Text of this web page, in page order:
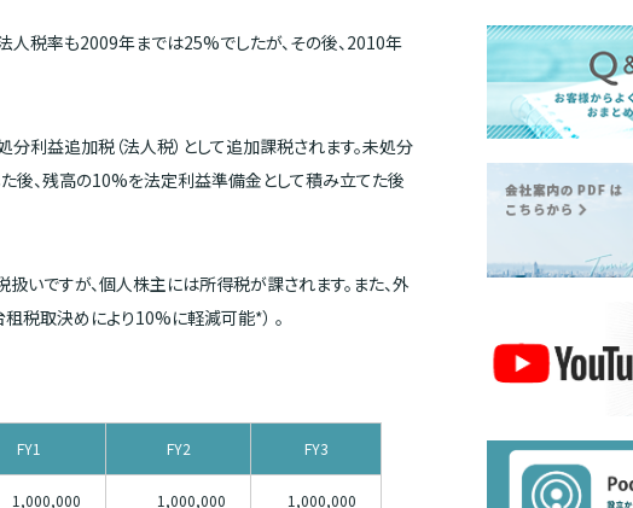
人税率も2009年までは25%でしたが、その後、2010年
利益追加税（法人税）として追加課税されます。未処分
後、残高の10%を法定利益準備金として積み立てた後
ですが、個人株主には所得税が課されます。また、外
税取決めにより10%に軽減可能*） 。
FY1 FY2 FY3
1,000,000 1,000,000 1,000,000